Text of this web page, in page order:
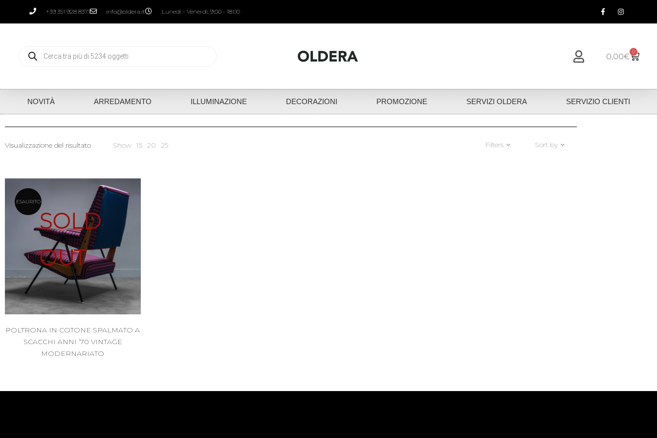
+39 351 928 8371 info@oldera.it Lunedì - Venerdì: 9:00 - 18:00
0,00€ 0
NOVITÀ ARREDAMENTO ILLUMINAZIONE DECORAZIONI PROMOZIONE SERVIZI OLDERA SERVIZIO CLIENTI
Visualizzazione del risultato Show 15 20 25 Filters Sort by
SOLD
OUT
ESAURITO
POLTRONA IN COTONE SPALMATO A
SCACCHI ANNI ’70 VINTAGE
MODERNARIATO